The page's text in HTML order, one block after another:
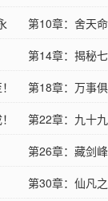
第10章：舍天
第14章：揭秘
第18章：万事
第22章：九十
第26章：藏剑
第30章：仙凡